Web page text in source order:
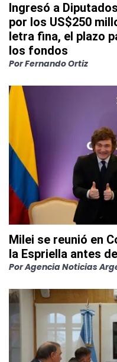
Ingresó a
por los US$250
letra fina, el plazo
los fondos
PorFernando Ortiz
Milei se reunió en
la Espriella antes
PorAgencia Noticias